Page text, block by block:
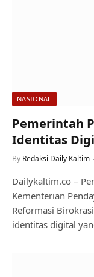
NASIONAL
Pemerintah
Identitas
By Redaksi Daily Kaltim
Dailykaltim.co –
Kementerian
Reformasi
identitas digital